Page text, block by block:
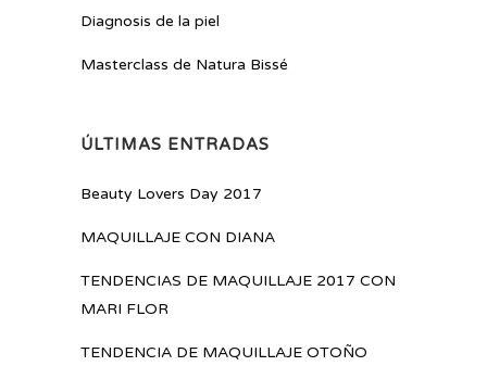
Diagnosis de la piel
Masterclass de Natura Bissé
ÚLTIMAS ENTRADAS
Beauty Lovers Day 2017
MAQUILLAJE CON DIANA
TENDENCIAS DE MAQUILLAJE 2017 CON
MARI FLOR
TENDENCIA DE MAQUILLAJE OTOÑO